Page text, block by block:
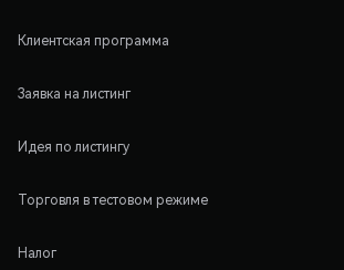
Клиентская программа
Заявка на листинг
Идея по листингу
Торговля в тестовом режиме
Налог